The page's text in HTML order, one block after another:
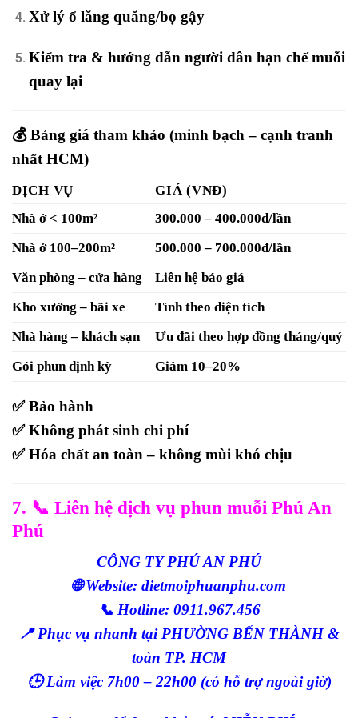
Xử lý ổ lăng quăng/bọ gậy
Kiểm tra & hướng dẫn người dân hạn chế muỗi
quay lại
💰 Bảng giá tham khảo (minh bạch – cạnh tranh
nhất HCM)
DỊCH VỤ
GIÁ (VNĐ)
Nhà ở < 100m²
300.000 – 400.000đ/lần
Nhà ở 100–200m²
500.000 – 700.000đ/lần
Văn phòng – cửa hàng
Liên hệ báo giá
Kho xưởng – bãi xe
Tính theo diện tích
Nhà hàng – khách sạn
Ưu đãi theo hợp đồng tháng/quý
Gói phun định kỳ
Giảm 10–20%
✅ Bảo hành
✅ Không phát sinh chi phí
✅ Hóa chất an toàn – không mùi khó chịu
7. 📞 Liên hệ dịch vụ phun muỗi Phú An
Phú
CÔNG TY PHÚ AN PHÚ
🌐 Website: dietmoiphuanphu.com
📞 Hotline: 0911.967.456
📍 Phục vụ nhanh tại PHƯỜNG BẾN THÀNH &
toàn TP. HCM
🕒 Làm việc 7h00 – 22h00 (có hỗ trợ ngoài giờ)